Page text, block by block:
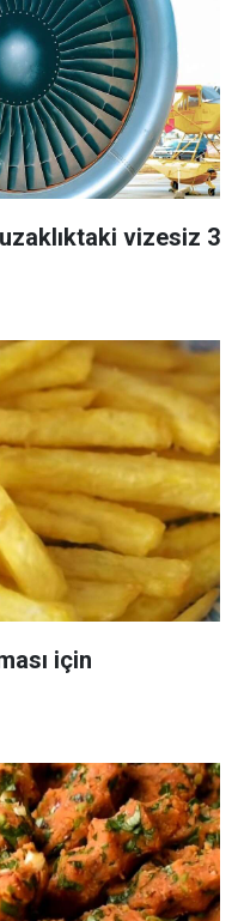
vizesiz 3
için